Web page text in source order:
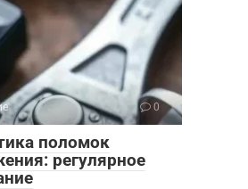
0
поломок
регулярное